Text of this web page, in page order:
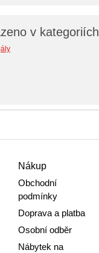
v kategoriích
Nákup
Obchodní
podmínky
Doprava a platba
Osobní odběr
Nábytek na